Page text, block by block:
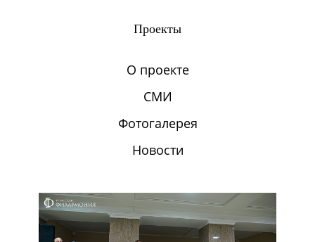
Проекты
О проекте
СМИ
Фотогалерея
Новости